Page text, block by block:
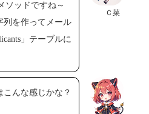
Ｃ菜
ソッドですね～
列を作ってメール
」テーブルに
こんな感じかな？